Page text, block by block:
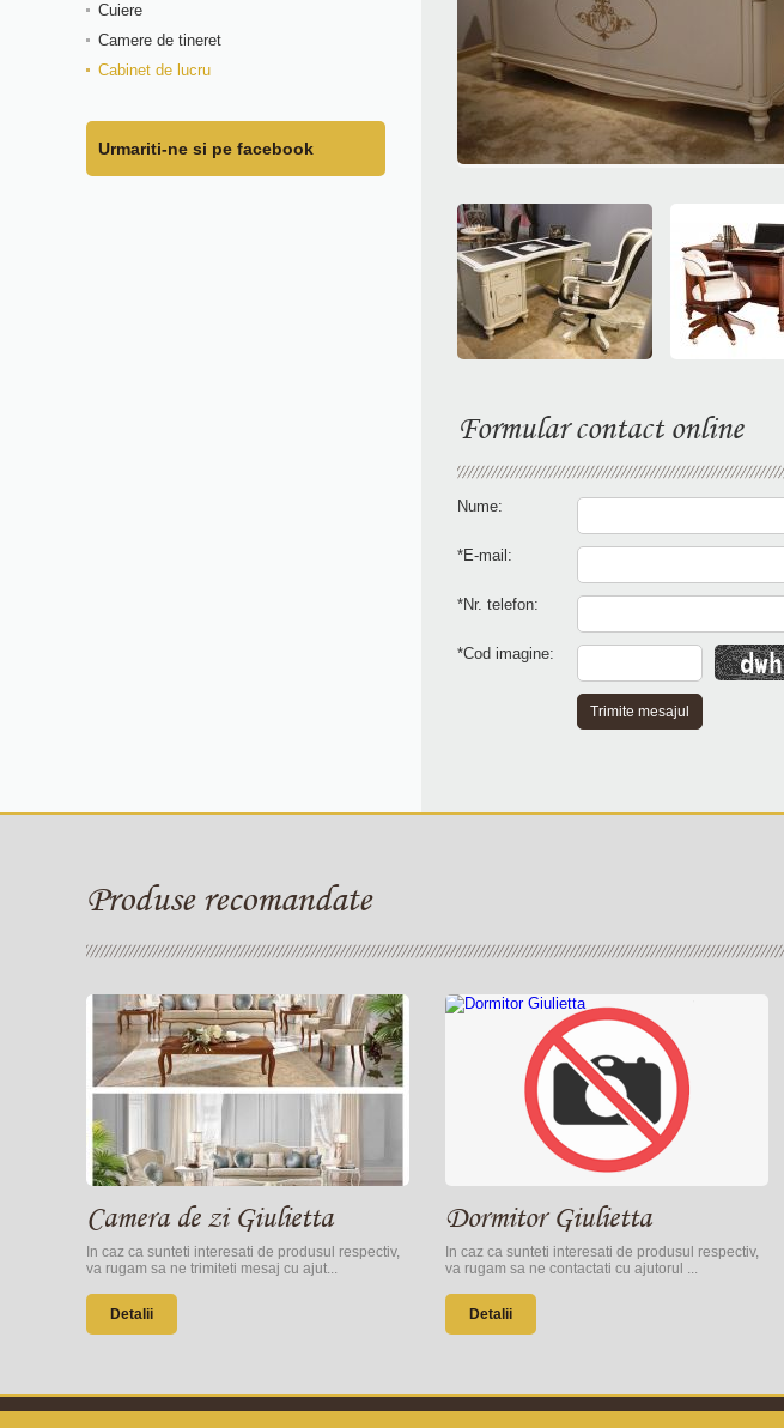
Cuiere
Camere de tineret
Cabinet de lucru
Urmariti-ne si pe facebook
Formular contact online
Nume:
*E-mail:
*Nr. telefon:
*Cod imagine:
Produse recomandate
Camera de zi Giulietta
In caz ca sunteti interesati de produsul respectiv,
va rugam sa ne trimiteti mesaj cu ajut...
Detalii
Dormitor Giulietta
In caz ca sunteti interesati de produsul respectiv,
va rugam sa ne contactati cu ajutorul ...
Detalii